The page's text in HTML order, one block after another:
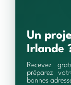
Un
Irlande
Recevez
préparez
bonnes